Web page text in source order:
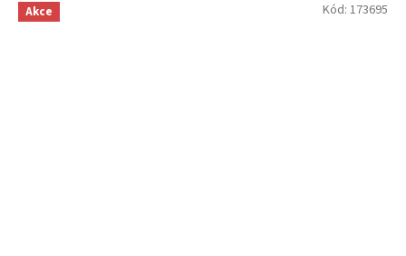
Akce Kód: 173695